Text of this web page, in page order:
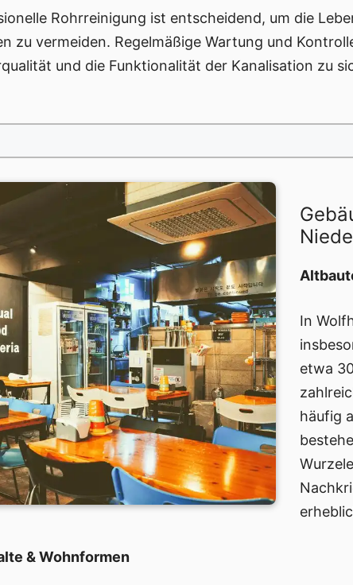
Rohrreinigung ist entscheidend, um die
zu vermeiden. Regelmäßige Wartung und
und die Funktionalität der Kanalisation zu
In
etwa
häufig
& Wohnformen